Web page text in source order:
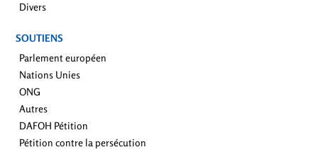
Divers
SOUTIENS
Parlement européen
Nations Unies
ONG
Autres
DAFOH Pétition
Pétition contre la persécution